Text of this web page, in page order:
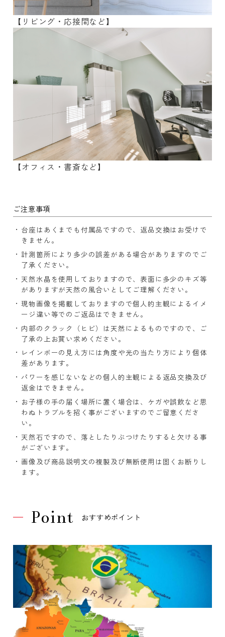
【リビング・応接間など】
【オフィス・書斎など】
ご注意事項
台座はあくまでも付属品ですので、返品交換はお受けで
きません。
計測箇所により多少の誤差がある場合がありますのでご
了承ください。
天然水晶を使用しておりますので、表面に多少のキズ等
がありますが天然の風合いとしてご理解ください。
現物画像を掲載しておりますので個人的主観によるイメ
ージ違い等でのご返品はできません。
内部のクラック（ヒビ）は天然によるものですので、ご
了承の上お買い求めください。
レインボーの見え方には角度や光の当たり方により個体
差があります。
パワーを感じないなどの個人的主観による返品交換及び
返金はできません。
お子様の手の届く場所に置く場合は、ケガや誤飲など思
わぬトラブルを招く事がございますのでご留意くださ
い。
天然石ですので、落としたりぶつけたりすると欠ける事
がございます。
画像及び商品説明文の複製及び無断使用は固くお断りし
ます。
Point おすすめポイント